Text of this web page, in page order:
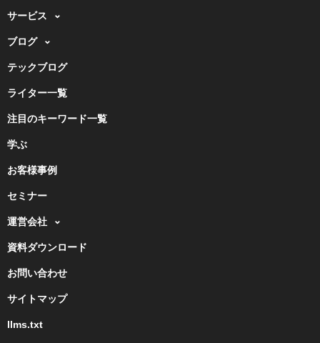
サービス
ブログ
テックブログ
ライター一覧
注目のキーワード一覧
学ぶ
お客様事例
セミナー
運営会社
資料ダウンロード
お問い合わせ
サイトマップ
llms.txt